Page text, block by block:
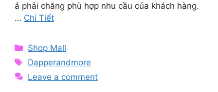
ả phải chăng phù hợp nhu cầu của khách hàng.
… Chi Tiết
Categories
Shop Mall
Tags
Dapperandmore
Leave a comment